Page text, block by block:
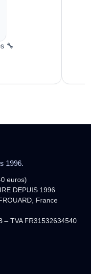
🔧
1996.
euros)
DEPUIS 1996
France
– TVA FR31532634540